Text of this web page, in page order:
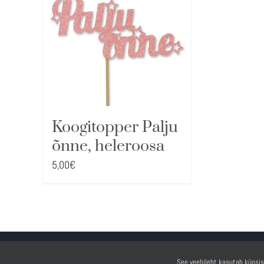
Koogitopper Palju
õnne, heleroosa
5,00€
See veebileht kasutab